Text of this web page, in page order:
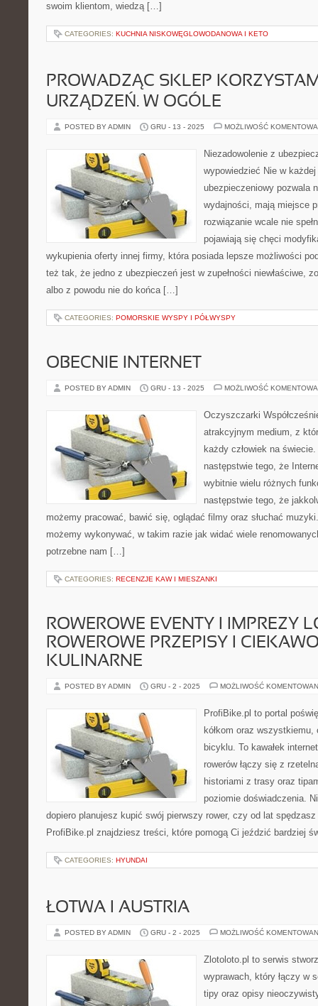
swoim klientom, wiedzą […]
CATEGORIES: KUCHNIA NISKOWĘGLOWODANOWA I KETO
PROWADZĄC SKLEP
URZĄDZEŃ. W OGÓLE
POSTED BY ADMIN GRU - 13 - 2025 MOŻLIWOŚĆ
Niezadowolenie z
wypowiedzieć Nie w
ubezpieczeniowy pozwala
wydajności, mają miejsce
rozwiązanie wcale nie
pojawiają się chęci
wykupienia oferty innej firmy, która posiada lepsze możliwości
też tak, że jedno z ubezpieczeń jest w zupełności niewłaściwe,
albo z powodu nie do końca […]
CATEGORIES: POMORSKIE WYSPY I PÓŁWYSPY
OBECNIE INTERNET
POSTED BY ADMIN GRU - 13 - 2025 MOŻLIWOŚĆ
Oczyszczarki
atrakcyjnym medium, z
każdy człowiek na
następstwie tego, że
wybitnie wielu różnych
następstwie tego, że
możemy pracować, bawić się, oglądać filmy oraz słuchać
możemy wykonywać, w takim razie jak widać wiele
potrzebne nam […]
CATEGORIES: RECENZJE KAW I MIESZANKI
ROWEROWE EVENTY I IMPREZY
ROWEROWE PRZEPISY I
KULINARNE
POSTED BY ADMIN GRU - 2 - 2025 MOŻLIWOŚĆ
ProfiBike.pl to portal
kółkom oraz
bicyklu. To kawałek
rowerów łączy się z
historiami z trasy oraz
poziomie doświadczenia.
dopiero planujesz kupić swój pierwszy rower, czy od lat
ProfiBike.pl znajdziesz treści, które pomogą Ci jeździć bardziej
CATEGORIES: HYUNDAI
ŁOTWA I AUSTRIA
POSTED BY ADMIN GRU - 2 - 2025 MOŻLIWOŚĆ
Zlotoloto.pl to serwis
wyprawach, który łączy w
tipy oraz opisy